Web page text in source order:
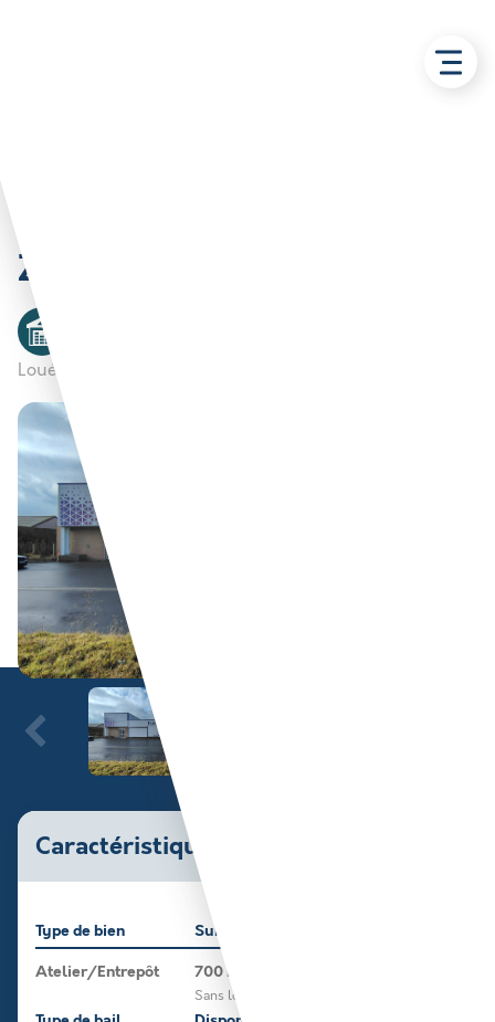
ZI de RUITZ
Loué par :
Caractéristiques du bien
Type de bien
Atelier/Entrepôt
Surface
700 m²
Sans logement